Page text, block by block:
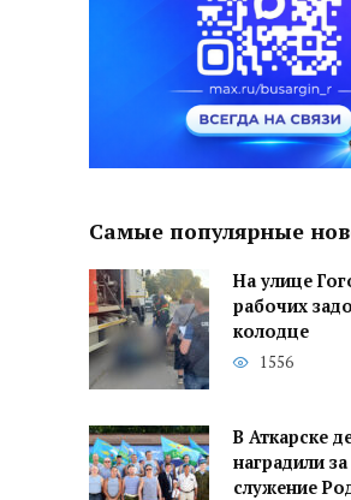
Самые популярные
На улице
рабочих
колодце
1556
В Аткарске
наградили
служение